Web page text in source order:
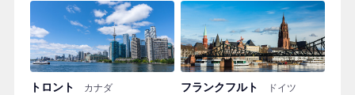
トロント カナダ フランクフルト ドイツ